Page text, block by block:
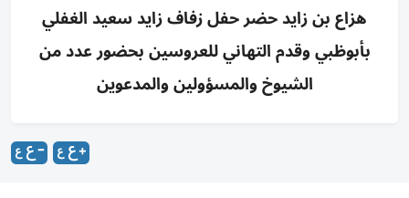
هزاع بن زايد حضر حفل زفاف زايد سعيد الغفلي
بأبوظبي وقدم التهاني للعروسين بحضور عدد من
الشيوخ والمسؤولين والمدعوين